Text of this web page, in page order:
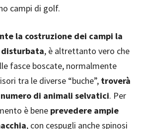
campi di golf.
la costruzione dei campi la
disturbata, è altrettanto vero che
fasce boscate, normalmente
tra le diverse “buche”, troverà
di animali selvatici. Per
è bene prevedere ampie
, con cespugli anche spinosi